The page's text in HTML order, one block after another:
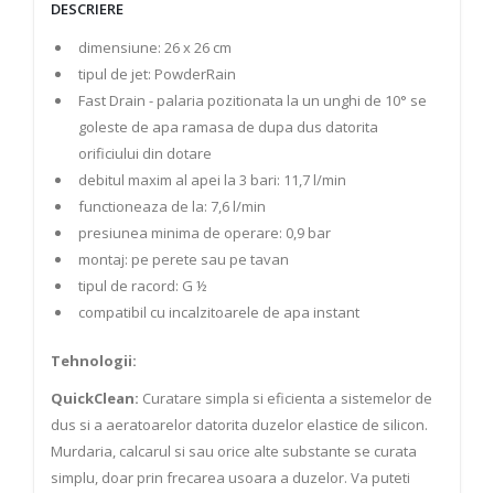
DESCRIERE
dimensiune: 26 x 26 cm
tipul de jet: PowderRain
Fast Drain - palaria pozitionata la un unghi de 10° se
goleste de apa ramasa de dupa dus datorita
orificiului din dotare
debitul maxim al apei la 3 bari: 11,7 l/min
functioneaza de la: 7,6 l/min
presiunea minima de operare: 0,9 bar
montaj: pe perete sau pe tavan
tipul de racord: G ½
compatibil cu incalzitoarele de apa instant
Tehnologii:
QuickClean: Curatare simpla si eficienta a sistemelor de
dus si a aeratoarelor datorita duzelor elastice de silicon.
Murdaria, calcarul si sau orice alte substante se curata
simplu, doar prin frecarea usoara a duzelor. Va puteti